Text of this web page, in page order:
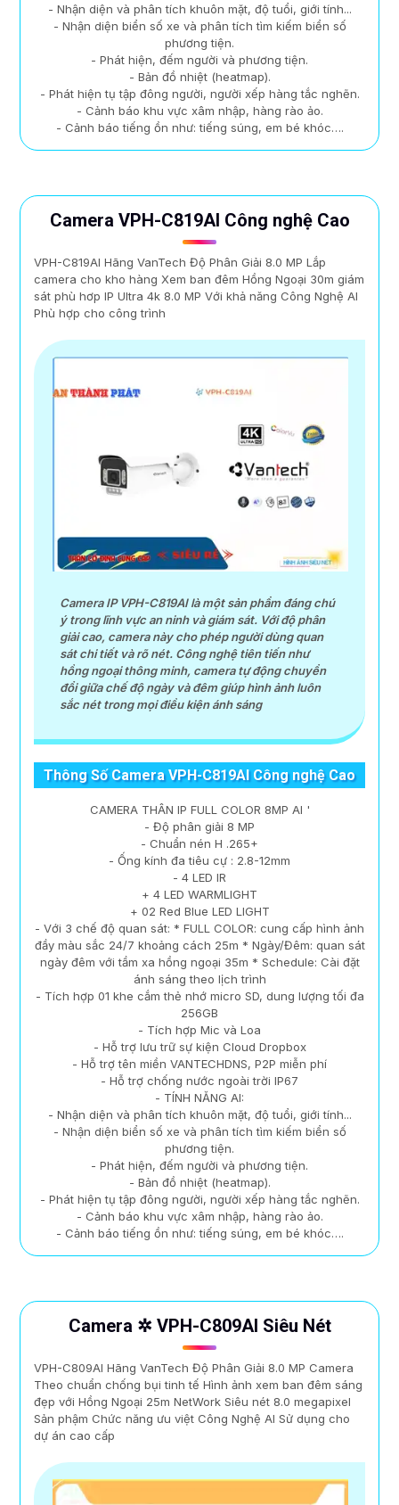
- Nhận diện và phân tích khuôn mặt, độ tuổi, giới tính...
- Nhận diện biển số xe và phân tích tìm kiếm biển số
phương tiện.
- Phát hiện, đếm người và phương tiện.
- Bản đồ nhiệt (heatmap).
- Phát hiện tụ tập đông người, người xếp hàng tắc nghẽn.
- Cảnh báo khu vực xâm nhập, hàng rào ảo.
- Cảnh báo tiếng ồn như: tiếng súng, em bé khóc….
Camera VPH-C819AI Công nghệ Cao
VPH-C819AI Hãng VanTech Độ Phân Giải 8.0 MP Lắp
camera cho kho hàng Xem ban đêm Hồng Ngoại 30m giám
sát phù hơp IP Ultra 4k 8.0 MP Với khả năng Công Nghệ AI
Phù hợp cho công trình
Camera IP VPH-C819AI là một sản phẩm đáng chú
ý trong lĩnh vực an ninh và giám sát. Với độ phân
giải cao, camera này cho phép người dùng quan
sát chi tiết và rõ nét. Công nghệ tiên tiến như
hồng ngoại thông minh, camera tự động chuyển
đổi giữa chế độ ngày và đêm giúp hình ảnh luôn
sắc nét trong mọi điều kiện ánh sáng
Thông Số Camera VPH-C819AI Công nghệ Cao
CAMERA THÂN IP FULL COLOR 8MP AI '
- Độ phân giải 8 MP
- Chuẩn nén H .265+
- Ống kính đa tiêu cự : 2.8-12mm
- 4 LED IR
+ 4 LED WARMLIGHT
+ 02 Red Blue LED LIGHT
- Với 3 chế độ quan sát: * FULL COLOR: cung cấp hình ảnh
đầy màu sắc 24/7 khoảng cách 25m * Ngày/Đêm: quan sát
ngày đêm với tầm xa hồng ngoại 35m * Schedule: Cài đặt
ánh sáng theo lịch trình
- Tích hợp 01 khe cắm thẻ nhớ micro SD, dung lượng tối đa
256GB
- Tích hợp Mic và Loa
- Hỗ trợ lưu trữ sự kiện Cloud Dropbox
- Hỗ trợ tên miền VANTECHDNS, P2P miễn phí
- Hỗ trợ chống nước ngoài trời IP67
- TÍNH NĂNG AI:
- Nhận diện và phân tích khuôn mặt, độ tuổi, giới tính...
- Nhận diện biển số xe và phân tích tìm kiếm biển số
phương tiện.
- Phát hiện, đếm người và phương tiện.
- Bản đồ nhiệt (heatmap).
- Phát hiện tụ tập đông người, người xếp hàng tắc nghẽn.
- Cảnh báo khu vực xâm nhập, hàng rào ảo.
- Cảnh báo tiếng ồn như: tiếng súng, em bé khóc….
Camera ✲ VPH-C809AI Siêu Nét
VPH-C809AI Hãng VanTech Độ Phân Giải 8.0 MP Camera
Theo chuẩn chống bụi tinh tế Hình ảnh xem ban đêm sáng
đẹp với Hồng Ngoại 25m NetWork Siêu nét 8.0 megapixel
Sản phậm Chức năng ưu việt Công Nghệ AI Sử dụng cho
dự án cao cấp